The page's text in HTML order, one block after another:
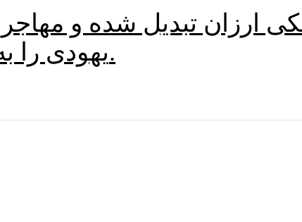
تبدیل شده و
یهودی را به خود جذب می‌کند.